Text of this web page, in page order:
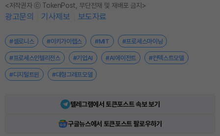
<저작권자 ⓒ TokenPost, 무단전재 및 재배포 금지>
광고문의 기사제보 보도자료
#셀로니스 #이키가이랩스 #MIT #프로세스마이닝
#프로세스인텔리전스 #기업AI #AI에이전트 #컨텍스트모델
#디지털트윈 #대형그래프모델
텔레그램에서 토큰포스트 속보 보기
구글뉴스에서 토큰포스트 팔로우하기